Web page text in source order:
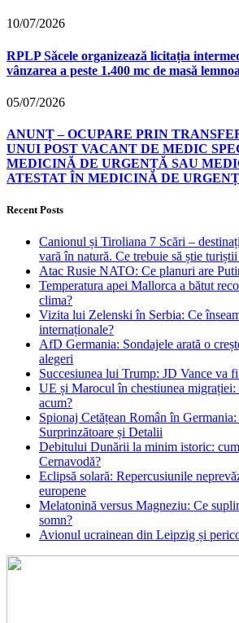
10/07/2026
RPLP Săcele organizează licitația
vânzarea a peste 1.400 mc de masă
05/07/2026
ANUNȚ – OCUPARE PRIN
UNUI POST VACANT DE MEDIC
MEDICINĂ DE URGENȚĂ SAU
ATESTAT ÎN MEDICINĂ DE
Recent Posts
Canionul și Tiroliana 7 Scări –
vară în natură. Ce trebuie să știe
Atac Rusie NATO: Ce planuri are
Temperatura apei Mallorca a bătut
clima?
Vizita lui Zelenski în Serbia: Ce
internaționale?
AfD Germania: Sondajele arată o
alegeri
Succesiunea lui Trump: JD Vance va
UE și Marocul în chestiunea migrației:
acum?
Spionaj Cetățean Român în Germania:
Surprinzătoare și Detalii
Debitului Dunării la minim istoric: cum
Cernavodă?
Eclipsă solară: Repercusiunile
europene
Melatonină versus Magneziu: Ce
somn?
Avionul ucrainean din Leipzig și